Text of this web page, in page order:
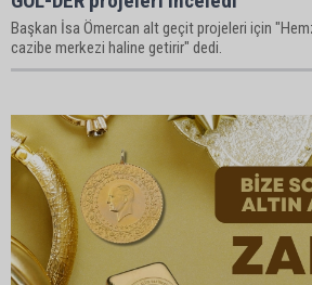
Başkan İsa Ömercan alt geçit projeleri için
cazibe merkezi haline getirir" dedi.